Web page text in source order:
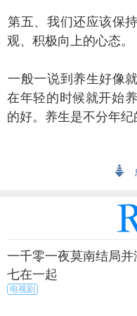
、我们还应该保持
观、积极向上的心态。
一说到养生好像就
在年轻的时候就开始
的好。养生是不分年纪
是应该要积极的做好
来源：暮暮
一千零一夜莫南结局
七在一起
电视剧